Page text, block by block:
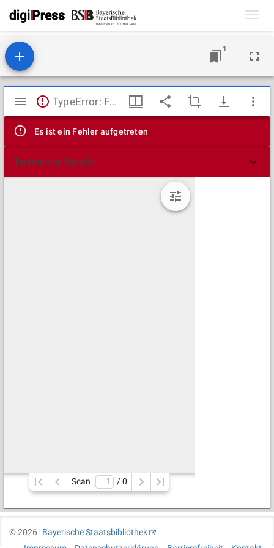
1
Mirador
Viewer
TypeError: Failed to fetch
Es ist ein Fehler aufgetreten
Technische Details
Scan / 0
©2026
Bayerische Staatsbibliothek